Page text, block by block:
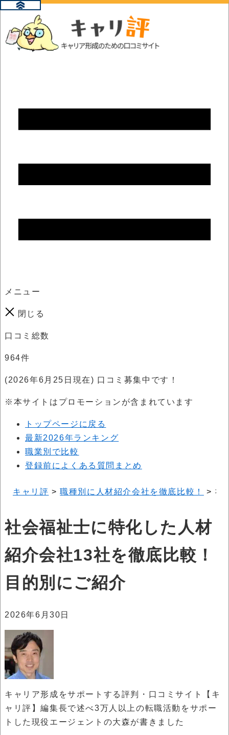
メニュー
閉じる
口コミ総数
964件
(2026年6月25日現在) 口コミ募集中です！
※本サイトはプロモーションが含まれています
トップページに戻る
最新2026年ランキング
職業別で比較
登録前によくある質問まとめ
キャリ評 >職種別に人材紹介会社を徹底比較！ > 社
社会福祉士に特化した人材
紹介会社13社を徹底比較！
目的別にご紹介
2026年6月30日
キャリア形成をサポートする評判・口コミサイト【キ
ャリ評】編集長で述べ3万人以上の転職活動をサポー
トした現役エージェントの大森が書きました